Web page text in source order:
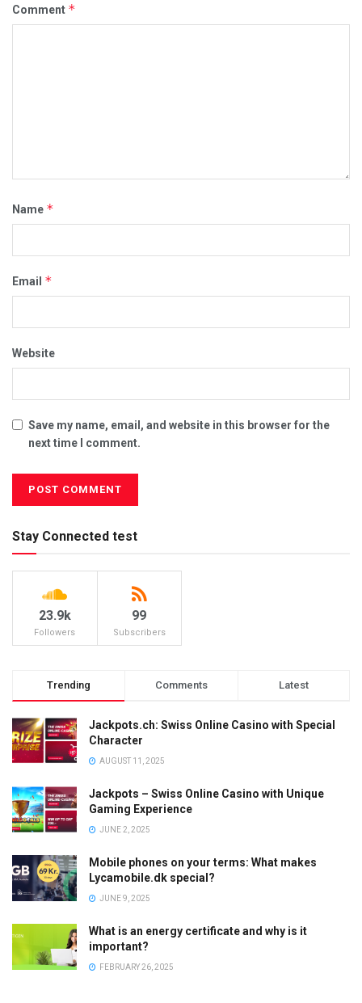
Comment *
Name *
Email *
Website
Save my name, email, and website in this browser for the
next time I comment.
Stay Connected test
23.9k
Followers
99
Subscribers
Trending Comments Latest
Jackpots.ch: Swiss Online Casino with Special
Character
AUGUST 11, 2025
Jackpots – Swiss Online Casino with Unique
Gaming Experience
JUNE 2, 2025
Mobile phones on your terms: What makes
Lycamobile.dk special?
JUNE 9, 2025
What is an energy certificate and why is it
important?
FEBRUARY 26, 2025